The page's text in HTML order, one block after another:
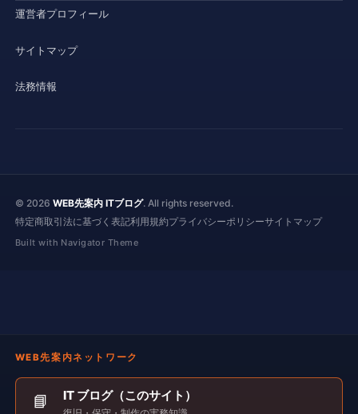
運営者プロフィール
サイトマップ
法務情報
© 2026 WEB先案内 ITブログ. All rights reserved.
特定商取引法に基づく表記利用規約プライバシーポリシーサイトマップ
Built with Navigator Theme
WEB先案内ネットワーク
📘 IT ブログ（このサイト）